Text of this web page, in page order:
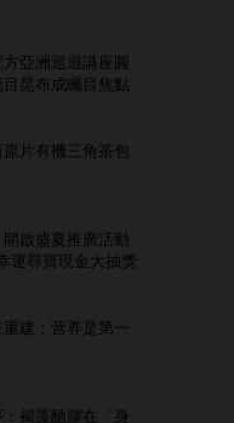
亞洲巡迴講座圓
昆布成矚目焦點
片有機三角茶包
開啟盛夏推廣活動
運尋寶現金大抽獎
建：营养是第一
褐藻醣膠在「身